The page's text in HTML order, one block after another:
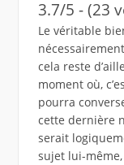
3.7/5 - (23
Le véritable
cela reste
moment où,
pourra
cette dernière
serait
sujet lui-